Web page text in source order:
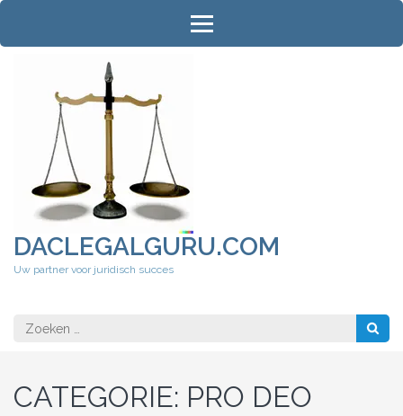
Ga
inhoud
DACLEGALGURU.COM
Uw partner voor juridisch succes
Zoeken
naar:
CATEGORIE: PRO DEO